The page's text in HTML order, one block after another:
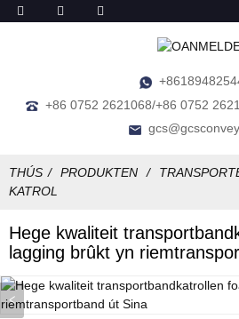
+86 0752 2621068/+86 0752
THÚS PRODUKTEN
KATROL
Hege kwaliteit
lagging brûkt yn